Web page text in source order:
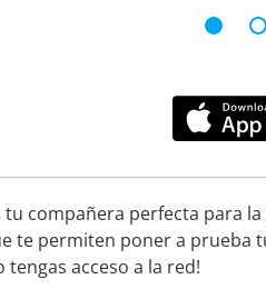
compañera perfecta para
te permiten poner a
acceso a la red!